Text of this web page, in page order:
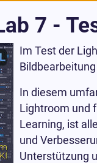
7 -
Im Test der
In diesem
Lightroom und
Learning, ist
und
Unterstützung